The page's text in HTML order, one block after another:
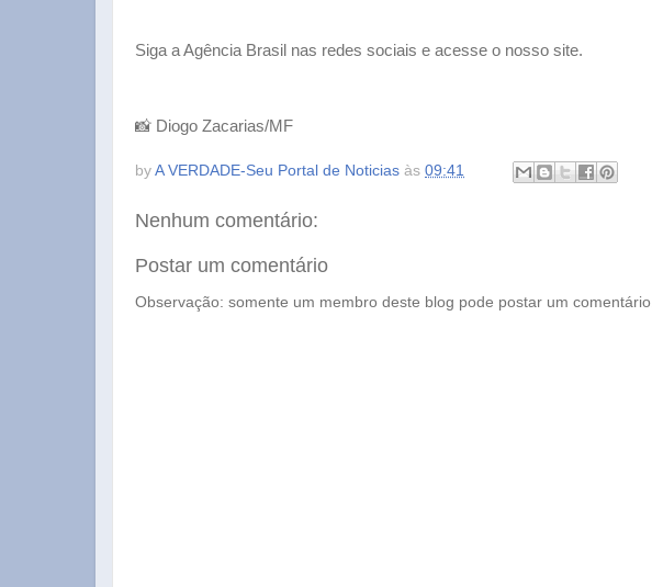
Siga a Agência Brasil nas redes sociais e acesse o nosso site.
📸 Diogo Zacarias/MF
by A VERDADE-Seu Portal de Noticias às 09:41
Nenhum comentário:
Postar um comentário
Observação: somente um membro deste blog pode postar um comentário.